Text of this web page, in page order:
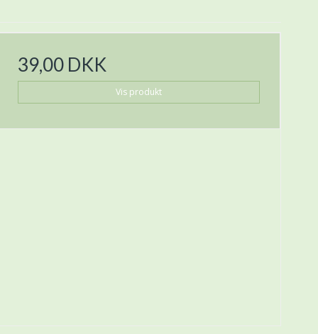
39,00 DKK
Vis produkt